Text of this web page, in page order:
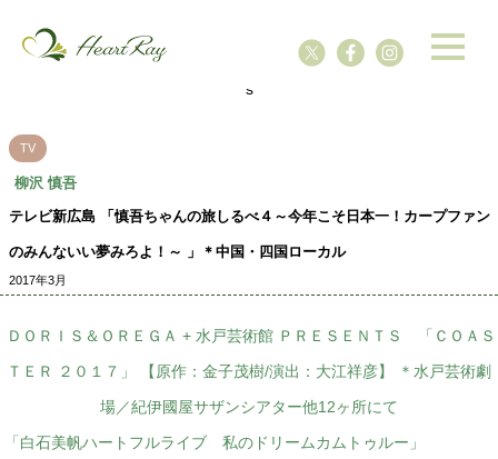
s
TV
柳沢 慎吾
テレビ新広島 「慎吾ちゃんの旅しるべ４～今年こそ日本一！カープファン
のみんないい夢みろよ！～ 」＊中国・四国ローカル
2017年3月
ＤＯＲＩＳ＆ＯＲＥＧＡ + 水戸芸術館 ＰＲＥＳＥＮＴＳ 「ＣＯＡＳ
ＴＥＲ ２０１７」 【原作：金子茂樹/演出：大江祥彦】 ＊水戸芸術劇
場／紀伊國屋サザンシアター他12ヶ所にて
「白石美帆ハートフルライブ 私のドリームカムトゥルー」